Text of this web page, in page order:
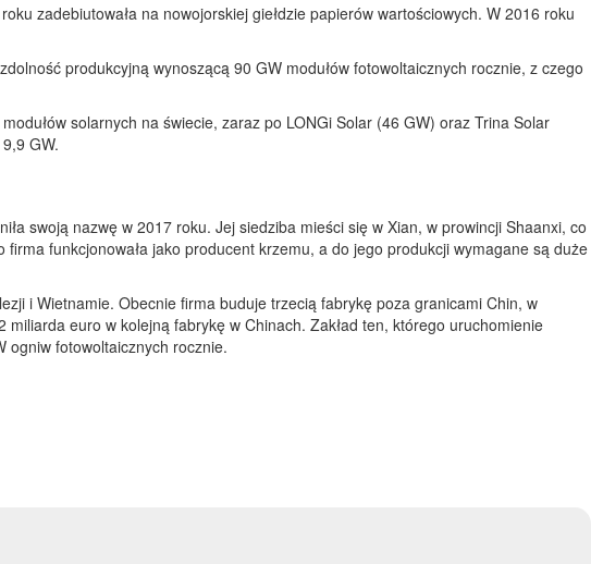
zadebiutowała na nowojorskiej giełdzie papierów wartościowych. W 2016 roku
produkcyjną wynoszącą 90 GW modułów fotowoltaicznych rocznie, z czego
solarnych na świecie, zaraz po LONGi Solar (46 GW) oraz Trina Solar
GW.
swoją nazwę w 2017 roku. Jej siedziba mieści się w Xian, w prowincji Shaanxi, co
funkcjonowała jako producent krzemu, a do jego produkcji wymagane są duże
i Wietnamie. Obecnie firma buduje trzecią fabrykę poza granicami Chin, w
euro w kolejną fabrykę w Chinach. Zakład ten, którego uruchomienie
ogniw fotowoltaicznych rocznie.